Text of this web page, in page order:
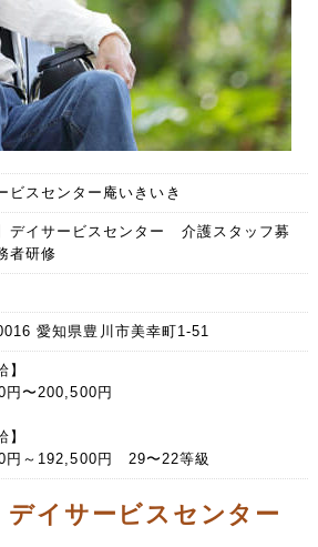
ビスセンター庵いきいき
デイサービスセンター 介護スタッフ募
者研修
愛知県豊川市美幸町1-51
】
円〜200,500円
】
円～192,500円 29〜22等級
デイサービスセンター